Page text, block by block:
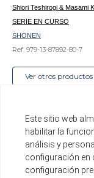
Shiori Teshirogi & Masami
SERIE EN CURSO
SHONEN
Ref. 979-13-87892-80-7
Ver otros
Edición 2 en
páginas
Formato B6
Incluye
Este sitio web
habilitar la
análisis y
configuración en
configuración